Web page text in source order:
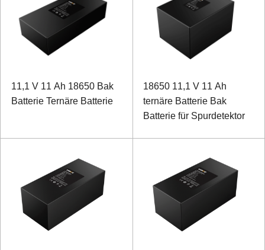
11,1 V 11 Ah 18650 Bak
Batterie Ternäre Batterie
18650 11,1 V 11 Ah
ternäre Batterie Bak
Batterie für Spurdetektor